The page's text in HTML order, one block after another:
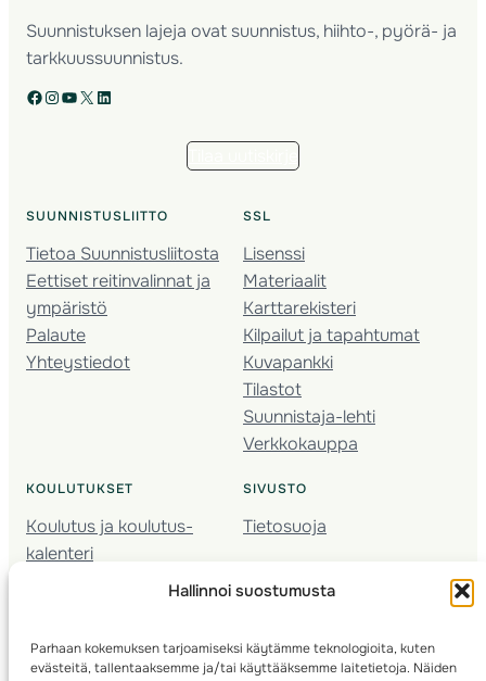
Hallinnoi suostumusta
Parhaan kokemuksen tarjoamiseksi käytämme teknologioita, kuten
evästeitä, tallentaaksemme ja/tai käyttääksemme laitetietoja. Näiden
Suunnistuksen lajeja ovat suunnistus, hiihto-, pyörä- ja
tarkkuussuunnistus.
Facebook Instagram YouTube X LinkedIn
SUUNNISTUSLIITTO
Tietoa Suunnistusliitosta
Eettiset reitinvalinnat ja
ympäristö
Palaute
Yhteystiedot
SSL
Lisenssi
Materiaalit
Karttarekisteri
Kilpailut ja tapahtumat
Kuvapankki
Tilastot
Suunnistaja-lehti
Verkkokauppa
KOULUTUKSET
Koulutus ja koulutus­
kalenteri
Nuorison koulutukset
Kartoitus
SIVUSTO
Tietosuoja